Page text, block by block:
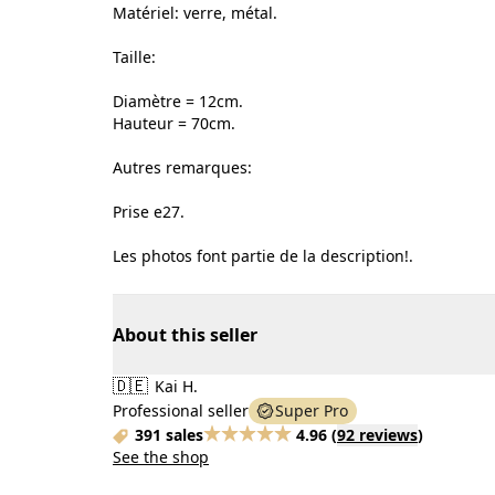
Matériel: verre, métal.
Taille:
Diamètre = 12cm.
Hauteur = 70cm.
Autres remarques:
Prise e27.
Les photos font partie de la description!.
About this seller
🇩🇪 Kai H.
Professional seller
Super Pro
391 sales
4.96 (92 reviews)
See the shop